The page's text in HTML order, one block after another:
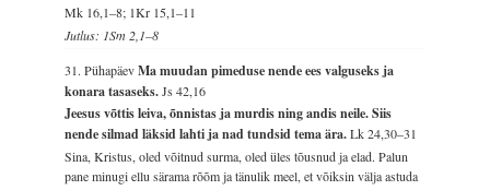
Mk 16,1–8; 1Kr 15,1–11
Jutlus: 1Sm 2,1–8
31. PühapäevMa muudan pimeduse nende ees valguseks ja
konara tasaseks.Js 42,16
Jeesus võttis leiva, õnnistas ja murdis ning andis neile. Siis
nende silmad läksid lahti ja nad tundsid tema ära.Lk 24,30–31
Sina, Kristus, oled võitnud surma, oled üles tõusnud ja elad. Palun
pane minugi ellu särama rõõm ja tänulik meel, et võiksin välja astuda